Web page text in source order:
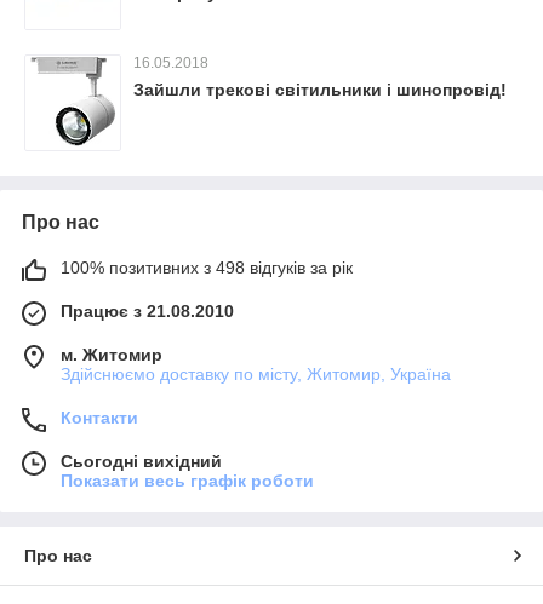
16.05.2018
Зайшли трекові світильники і шинопровід!
Про нас
100% позитивних з 498 відгуків за рік
Працює з 21.08.2010
м. Житомир
Здійснюємо доставку по місту, Житомир, Україна
Контакти
Сьогодні вихідний
Показати весь графік роботи
Про нас